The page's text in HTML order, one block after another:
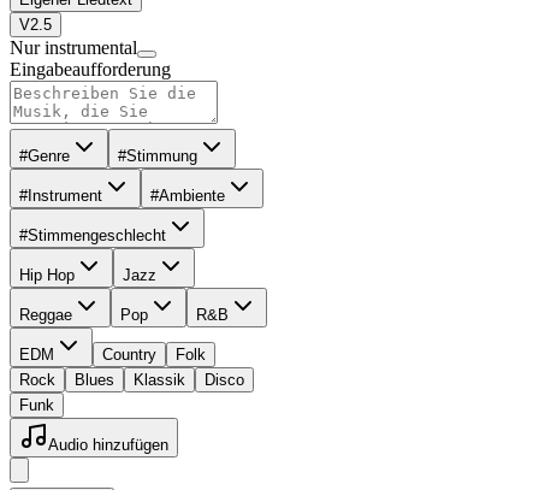
V2.5
Nur instrumental
Eingabeaufforderung
#Genre #Stimmung
#Instrument #Ambiente
#Stimmengeschlecht
Hip Hop Jazz
Reggae Pop R&B
EDM Country
Folk
Rock
Blues Klassik
Disco
Funk
Audio hinzufügen